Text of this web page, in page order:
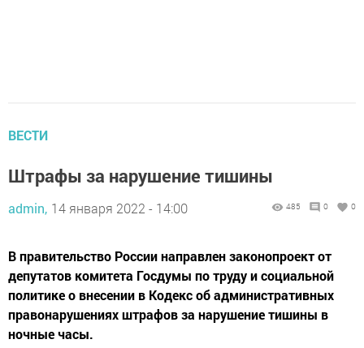
ВЕСТИ
Штрафы за нарушение тишины
admin, 14 января 2022 - 14:00 485 0 0
В правительство России направлен законопроект от
депутатов комитета Госдумы по труду и социальной
политике о внесении в Кодекс об административных
правонарушениях штрафов за нарушение тишины в
ночные часы.